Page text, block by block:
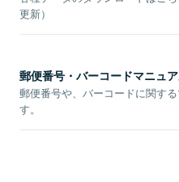
更新）
郵便番号・バーコードマニュ
郵便番号や、バーコードに関す
す。